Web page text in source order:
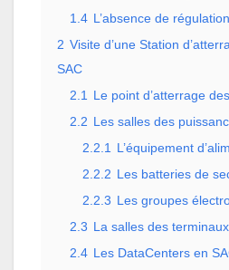
1.4 L’absence de
2 Visite d’une Station
SAC
2.1 Le point d’atterrage
2.2 Les salles des
2.2.1 L’équipement
2.2.2 Les batteries de
2.2.3 Les groupes
2.3 La salles des terminaux
2.4 Les DataCenters en